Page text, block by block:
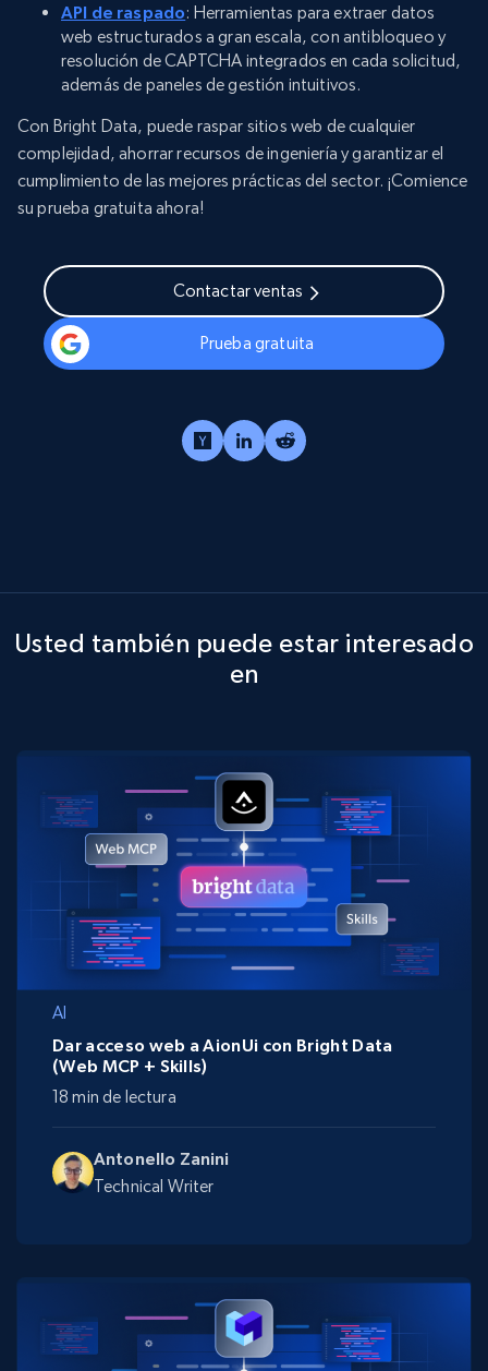
API de raspado: Herramientas para extraer datos
web estructurados a gran escala, con antibloqueo y
resolución de CAPTCHA integrados en cada solicitud,
además de paneles de gestión intuitivos.
Con Bright Data, puede raspar sitios web de cualquier
complejidad, ahorrar recursos de ingeniería y garantizar el
cumplimiento de las mejores prácticas del sector. ¡Comience
su prueba gratuita ahora!
Contactar ventas
Prueba gratuita
Usted también puede estar interesado
en
AI
Antonello Zanini
Technical Writer
Dar acceso web a AionUi con Bright Data
(Web MCP + Skills)
18 min de lectura